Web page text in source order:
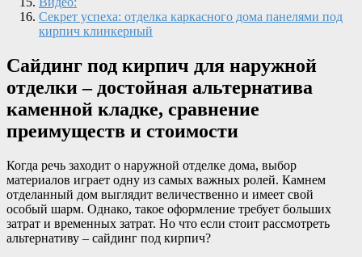
Секрет успеха: отделка каркасного дома панелями под
кирпич клинкерный
Сайдинг под кирпич для наружной
отделки – достойная альтернатива
каменной кладке, сравнение
преимуществ и стоимости
Когда речь заходит о наружной отделке дома, выбор
материалов играет одну из самых важных ролей. Камнем
отделанный дом выглядит величественно и имеет свой
особый шарм. Однако, такое оформление требует больших
затрат и временных затрат. Но что если стоит рассмотреть
альтернативу – сайдинг под кирпич?